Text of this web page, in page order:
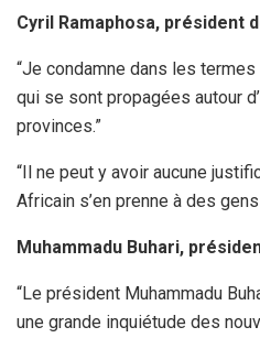
Cyril Ramaphosa, président
“Je condamne dans les
qui se sont propagées autour
provinces.”
“Il ne peut y avoir aucune
Africain s’en prenne à des gens
Muhammadu Buhari,
“Le président Muhammadu
une grande inquiétude des